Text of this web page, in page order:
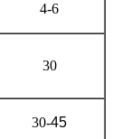
4-6
30
30-45